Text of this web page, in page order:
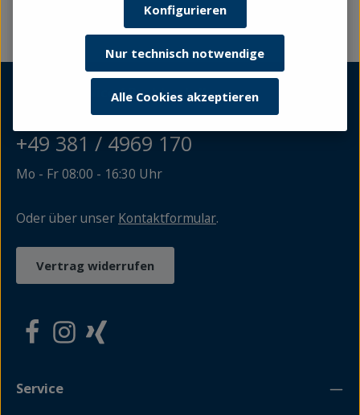
Kundenservice / Buchbestellung
+49 381 / 4969 170
Mo - Fr 08:00 - 16:30 Uhr
Oder über unser Kontaktformular.
Vertrag widerrufen
Service
Nur technisch notwendige
Konfigurieren
Alle Cookies akzeptieren